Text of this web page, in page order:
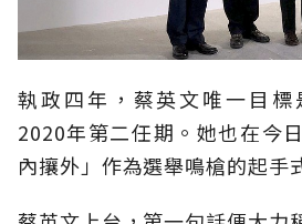
執政四年，蔡英文唯一目標
2020年第二任期。她也在今
內攘外」作為選舉鳴槍的起手